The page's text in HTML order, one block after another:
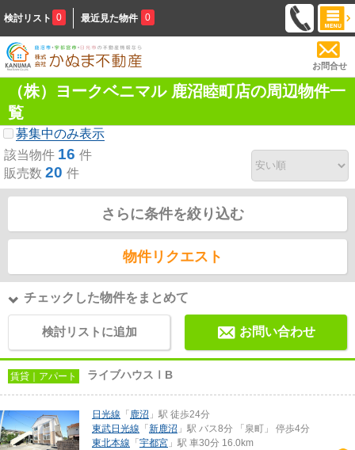
検討リスト 0 最近見た物件 0
お問合せ
（株）ヨークベニマル 鹿沼睦町店の周辺物件一
覧
募集中のみ表示
該当物件 16 件
販売数 20 件
さらに条件を絞り込む
物件リクエスト
チェックした物件をまとめて
検討リストに追加 お問い合わせ
賃貸｜アパート ライブハウスⅠB
日光線 「 鹿沼 」駅 徒歩24分
東武日光線 「 新鹿沼 」駅 バス8分 「泉町」 停歩4分
東北本線 「 宇都宮 」駅 車30分 16.0km